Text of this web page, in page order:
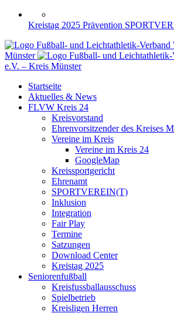
Kreistag 2025 Prävention
Fußball- und Leichtathletik-Verband
Münster
Fußball- und Leichtathletik-
e.V. – Kreis Münster
Startseite
Aktuelles & News
FLVW Kreis 24
Kreisvorstand
Ehrenvorsitzender des Kreises
Vereine im Kreis
Vereine im Kreis 24
GoogleMap
Kreissportgericht
Ehrenamt
SPORTVEREIN(T)
Inklusion
Integration
Fair Play
Termine
Satzungen
Download Center
Kreistag 2025
Seniorenfußball
Kreisfussballausschuss
Spielbetrieb
Kreisligen Herren